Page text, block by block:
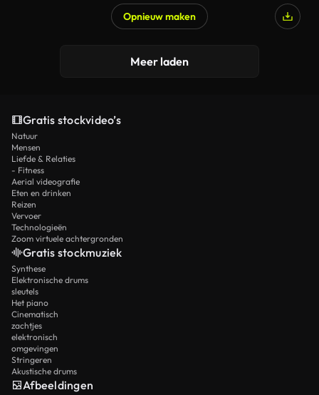
Opnieuw maken
Meer laden
Gratis stockvideo’s
Natuur
Mensen
Liefde & Relaties
- Fitness
Aerial videografie
Eten en drinken
Reizen
Vervoer
Technologieën
Zoom virtuele achtergronden
Gratis stockmuziek
Synthese
Elektronische drums
sleutels
Het piano
Cinematisch
zachtjes
elektronisch
omgevingen
Stringeren
Akustische drums
Afbeeldingen